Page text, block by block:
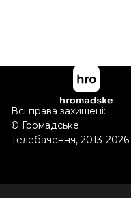
Всі права захищені:
© Громадське
Телебачення, 2013-2026.